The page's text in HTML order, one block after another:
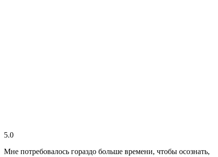
5.0
Мне потребовалось гораздо больше времени, чтобы осознать,